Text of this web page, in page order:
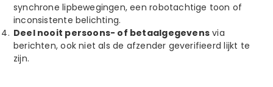
synchrone lipbewegingen, een robotachtige toon of
inconsistente belichting.
Deel nooit persoons- of betaalgegevensvia
berichten, ook niet als de afzender geverifieerd lijkt te
zijn.